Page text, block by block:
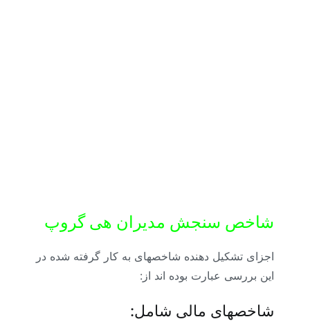
شاخص سنجش مدیران هی گروپ
اجزای تشکیل دهنده شاخصهای به کار گرفته شده در
این بررسی عبارت بوده اند از:
شاخصهای مالی شامل: